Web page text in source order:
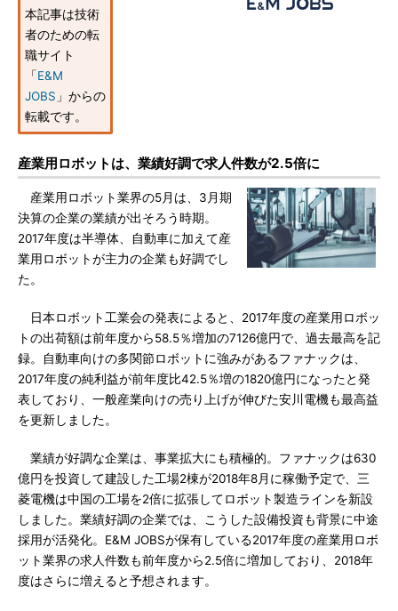
本記事は技術
者のための転
職サイト
「E&M
JOBS 」からの
転載です。
産業用ロボットは、業績好調で求人件数が2.5倍に
産業用ロボット業界の5月は、3月期
決算の企業の業績が出そろう時期。
2017年度は半導体、自動車に加えて産
業用ロボットが主力の企業も好調でし
た。
日本ロボット工業会の発表によると、2017年度の産業用ロボッ
トの出荷額は前年度から58.5％増加の7126億円で、過去最高を記
録。自動車向けの多関節ロボットに強みがあるファナックは、
2017年度の純利益が前年度比42.5％増の1820億円になったと発
表しており、一般産業向けの売り上げが伸びた安川電機も最高益
を更新しました。
業績が好調な企業は、事業拡大にも積極的。ファナックは630
億円を投資して建設した工場2棟が2018年8月に稼働予定で、三
菱電機は中国の工場を2倍に拡張してロボット製造ラインを新設
しました。業績好調の企業では、こうした設備投資も背景に中途
採用が活発化。E&M JOBSが保有している2017年度の産業用ロボ
ット業界の求人件数も前年度から2.5倍に増加しており、2018年
度はさらに増えると予想されます。